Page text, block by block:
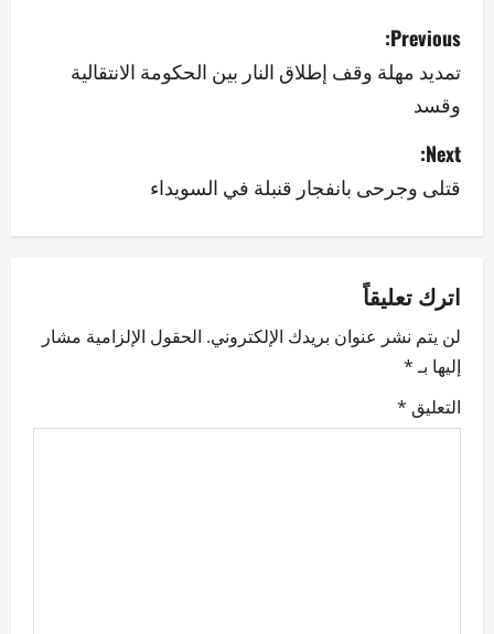
P
o
s
t
n
v
i
g
a
Previous:
تمديد مهلة وقف إطلاق النار بين الحكومة الانتقالية
وقسد
Next:
قتلى وجرحى بانفجار قنبلة في السويداء
اترك تعليقاً
لن يتم نشر عنوان بريدك الإلكتروني. الحقول الإلزامية مشار
إليها بـ*
التعليق *